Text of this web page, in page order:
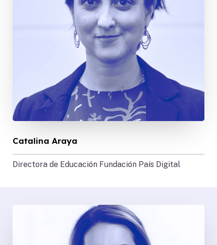
Catalina Araya
Directora de Educación Fundación País Digital